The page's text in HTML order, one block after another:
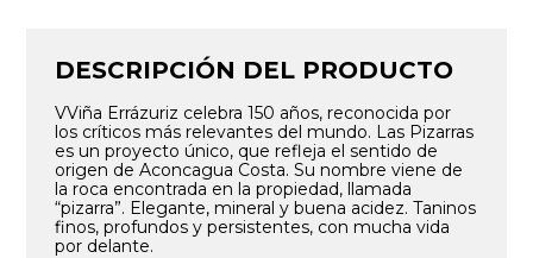
DESCRIPCIÓN DEL PRODUCTO
VViña Errázuriz celebra 150 años, reconocida por
los críticos más relevantes del mundo. Las Pizarras
es un proyecto único, que refleja el sentido de
origen de Aconcagua Costa. Su nombre viene de
la roca encontrada en la propiedad, llamada
“pizarra”. Elegante, mineral y buena acidez. Taninos
finos, profundos y persistentes, con mucha vida
por delante.